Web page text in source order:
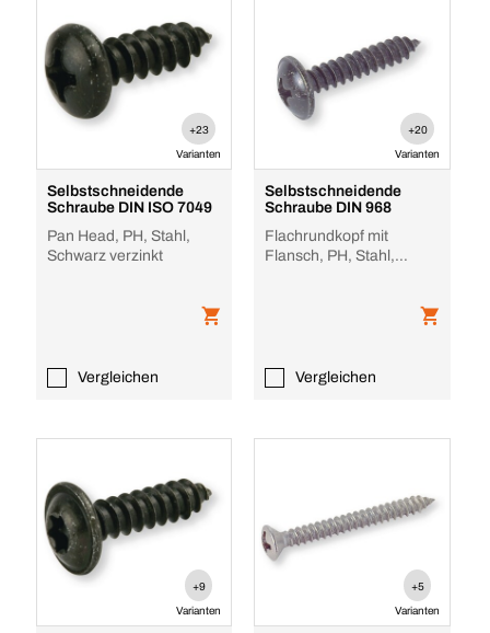
+23
Varianten
Selbstschneidende
Schraube DIN ISO 7049
Pan Head, PH, Stahl,
Schwarz verzinkt
Vergleichen
+20
Varianten
Selbstschneidende
Schraube DIN 968
Flachrundkopf mit
Flansch, PH, Stahl,
Vergleichen
+9
Varianten
+5
Varianten